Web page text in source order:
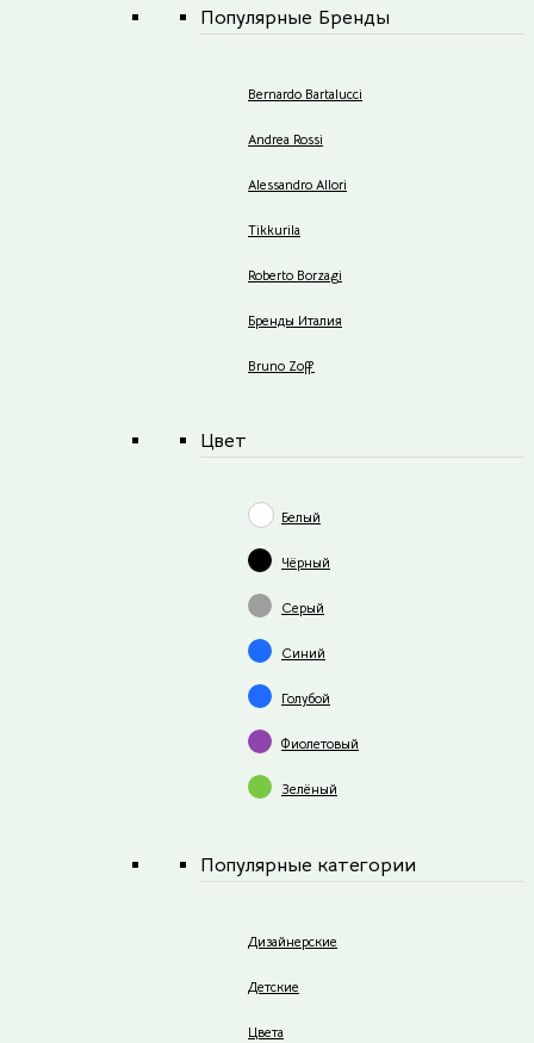
Популярные Бренды
Bernardo Bartalucci
Andrea Rossi
Alessandro Allori
Tikkurila
Roberto Borzagi
Бренды Италия
Bruno Zoff
Цвет
Белый
Чёрный
Серый
Синий
Голубой
Фиолетовый
Зелёный
Популярные категории
Дизайнерские
Детские
Цвета